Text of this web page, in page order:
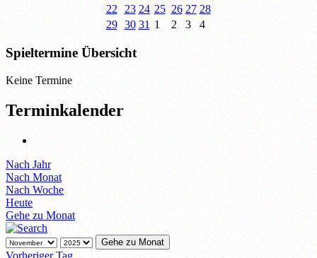
22
23 24 25 26 27 28
29
30 31 1 2 3 4
Spieltermine Übersicht
Keine Termine
Terminkalender
Nach Jahr
Nach Monat
Nach Woche
Heute
Gehe zu Monat
Gehe zu Monat
Vorheriger Tag